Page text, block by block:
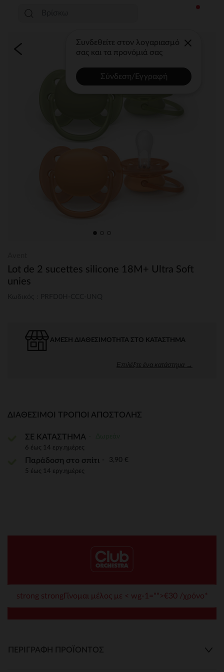
Συνδεθείτε στον λογαριασμό
σας και τα προνόμιά σας
Σύνδεση/Εγγραφή
Lot de 2 sucettes silicone 18M+ Ultra Soft
unies
ΆΜΕΣΗ ΔΙΑΘΕΣΙΜΌΤΗΤΑ ΣΤΟ ΚΑΤΆΣΤΗΜΑ
Επιλέξτε ένα κατάστημα →
ΔΙΑΘΈΣΙΜΟΙ ΤΡΌΠΟΙ ΑΠΟΣΤΟΛΉΣ
ΣΕ ΚΑΤΑΣΤΗΜΑ
6 έως 14 εργ.ημέρες
Παράδοση στο σπίτι 3,90 €
5 έως 14 εργ.ημέρες
strong strongΓίνομαι μέλος με < wg-1="">€30 /χρόνο*
ΠΕΡΙΓΡΑΦΉ ΠΡΟΪΌΝΤΟΣ